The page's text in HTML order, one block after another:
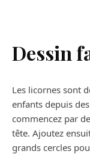
Dessin
Les licornes sont
enfants depuis
commencez par
tête. Ajoutez
grands cercles